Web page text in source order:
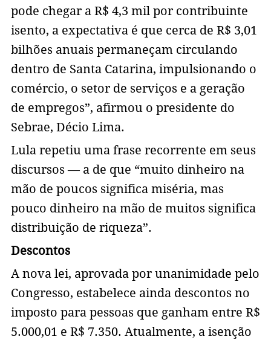
pode chegar a R$ 4,3 mil por contribuinte
isento, a expectativa é que cerca de R$ 3,01
bilhões anuais permaneçam circulando
dentro de Santa Catarina, impulsionando o
comércio, o setor de serviços e a geração
de empregos”, afirmou o presidente do
Sebrae, Décio Lima.
Lula repetiu uma frase recorrente em seus
discursos — a de que “muito dinheiro na
mão de poucos significa miséria, mas
pouco dinheiro na mão de muitos significa
distribuição de riqueza”.
Descontos
A nova lei, aprovada por unanimidade pelo
Congresso, estabelece ainda descontos no
imposto para pessoas que ganham entre R$
5.000,01 e R$ 7.350. Atualmente, a isenção